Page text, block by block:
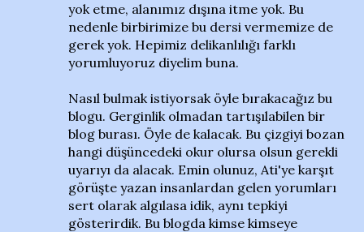
yok etme, alanımız dışına itme yok. Bu
nedenle birbirimize bu dersi vermemize de
gerek yok. Hepimiz delikanlılığı farklı
yorumluyoruz diyelim buna.
Nasıl bulmak istiyorsak öyle bırakacağız bu
blogu. Gerginlik olmadan tartışılabilen bir
blog burası. Öyle de kalacak. Bu çizgiyi bozan
hangi düşüncedeki okur olursa olsun gerekli
uyarıyı da alacak. Emin olunuz, Ati'ye karşıt
görüşte yazan insanlardan gelen yorumları
sert olarak algılasa idik, aynı tepkiyi
gösterirdik. Bu blogda kimse kimseye